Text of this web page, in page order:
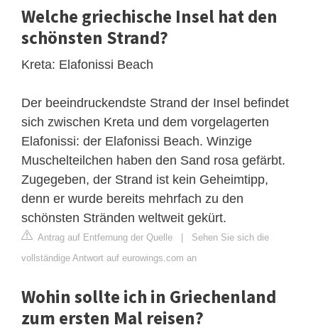
Welche griechische Insel hat den
schönsten Strand?
Kreta: Elafonissi Beach
Der beeindruckendste Strand der Insel befindet
sich zwischen Kreta und dem vorgelagerten
Elafonissi: der Elafonissi Beach. Winzige
Muschelteilchen haben den Sand rosa gefärbt.
Zugegeben, der Strand ist kein Geheimtipp,
denn er wurde bereits mehrfach zu den
schönsten Stränden weltweit gekürt.
Antrag auf Entfernung der Quelle | Sehen Sie sich die
vollständige Antwort auf eurowings.com an
Wohin sollte ich in Griechenland
zum ersten Mal reisen?